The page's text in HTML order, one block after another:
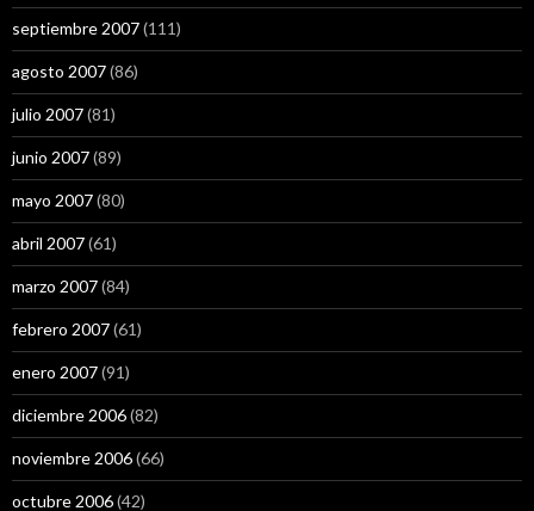
septiembre 2007(111)
agosto 2007(86)
julio 2007(81)
junio 2007(89)
mayo 2007(80)
abril 2007(61)
marzo 2007(84)
febrero 2007(61)
enero 2007(91)
diciembre 2006(82)
noviembre 2006(66)
octubre 2006(42)